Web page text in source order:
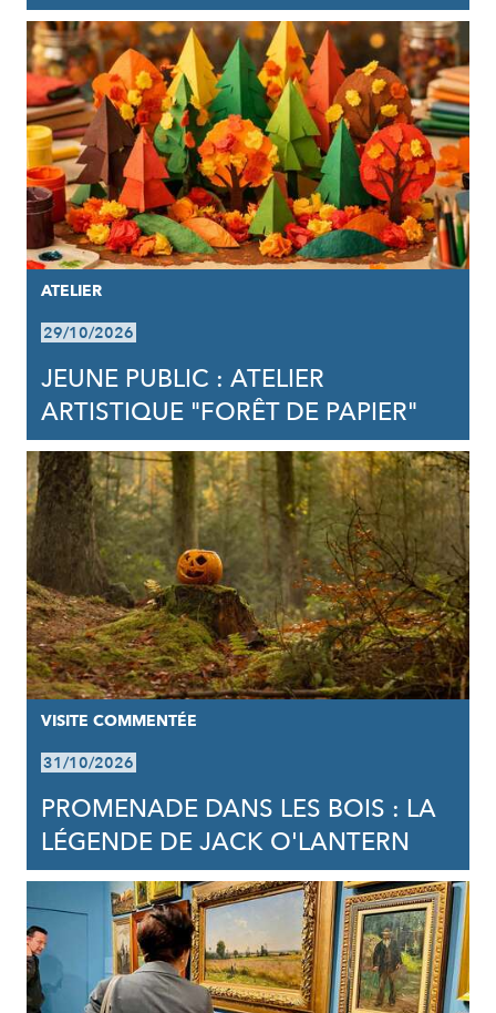
ATELIER
29/10/2026
JEUNE PUBLIC : ATELIER
ARTISTIQUE "FORÊT DE PAPIER"
VISITE COMMENTÉE
31/10/2026
PROMENADE DANS LES BOIS : LA
LÉGENDE DE JACK O'LANTERN